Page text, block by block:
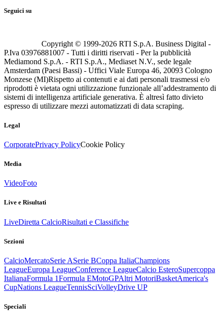
Seguici su
Copyright © 1999-2026 RTI S.p.A. Business Digital -
P.Iva 03976881007 - Tutti i diritti riservati - Per la pubblicità
Mediamond S.p.A. - RTI S.p.A., Mediaset N.V., sede legale
Amsterdam (Paesi Bassi) - Uffici Viale Europa 46, 20093 Cologno
Monzese (MI)Rispetto ai contenuti e ai dati personali trasmessi e/o
riprodotti è vietata ogni utilizzazione funzionale all’addestramento di
sistemi di intelligenza artificiale generativa. È altresì fatto divieto
espresso di utilizzare mezzi automatizzati di data scraping.
Legal
CorporatePrivacy PolicyCookie Policy
Media
VideoFoto
Live e Risultati
LiveDiretta CalcioRisultati e Classifiche
Sezioni
CalcioMercatoSerie ASerie BCoppa ItaliaChampions
LeagueEuropa LeagueConference LeagueCalcio EsteroSupercoppa
ItalianaFormula 1Formula EMotoGPAltri MotoriBasketAmerica's
CupNations LeagueTennisSciVolleyDrive UP
Speciali